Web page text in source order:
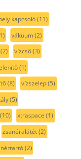
kapcsoló(11)
vákuum(2)
vízcső(3)
(1)
(8) vízszelep(5)
(5)
xtraspace (1)
zsanéralátét(2)
(2)